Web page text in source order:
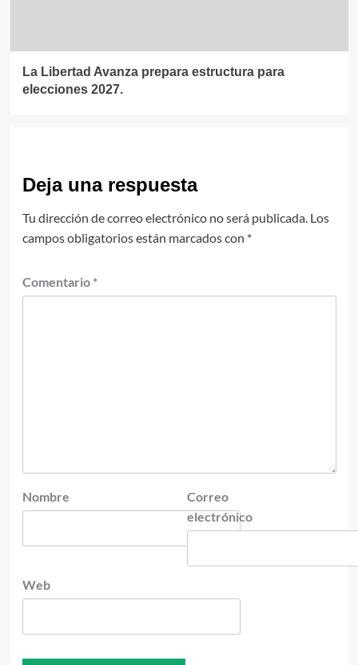
La Libertad Avanza prepara estructura para
elecciones 2027.
Deja una respuesta
Tu dirección de correo electrónico no será publicada. Los
campos obligatorios están marcados con *
Comentario *
Nombre
Correo
electrónico
Web